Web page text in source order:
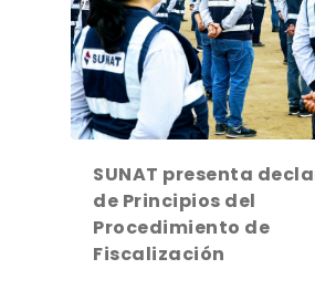
SUNAT presenta
de Principios del
Procedimiento de
Fiscalización